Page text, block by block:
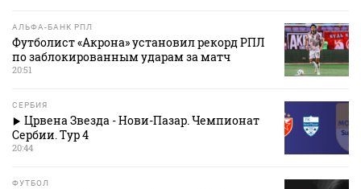
АЛЬФА-БАНК РПЛ
Футболист «Акрона» установил рекорд РПЛ
по заблокированным ударам за матч
20:51
СЕРБИЯ
Црвена Звезда - Нови-Пазар. Чемпионат
Сербии. Тур 4
20:44
ФУТБОЛ